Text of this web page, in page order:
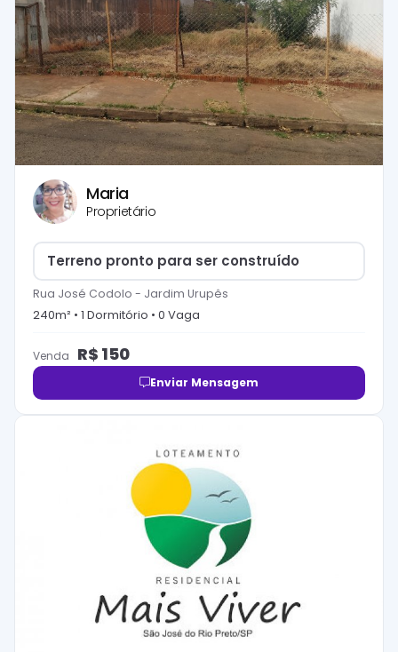
Maria
Proprietário
Terreno pronto para ser construído
Rua José Codolo - Jardim Urupês
240m² • 1 Dormitório • 0 Vaga
Venda R$ 150
Enviar Mensagem